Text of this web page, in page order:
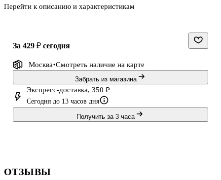
добавлять, переставлять и вынимать. Обложка из
потёртостей и проще очищается от следов рук.
Перейти к описанию и характеристикам
за 429 ₽ сегодня
Москва Смотреть наличие на карте
Забрать из магазина
Экспресс-доставка, 350 ₽
Сегодня до 13 часов дня
Получить за 3 часа
ОТЗЫВЫ